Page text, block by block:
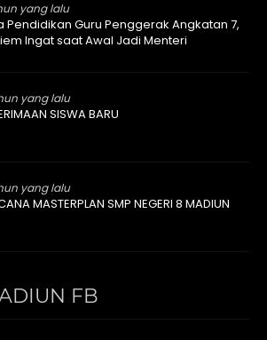
yang lalu
Pendidikan Guru Penggerak Angkatan 7,
Ingat saat Awal Jadi Menteri
yang lalu
SISWA BARU
yang lalu
MASTERPLAN SMP NEGERI 8 MADIUN
FB